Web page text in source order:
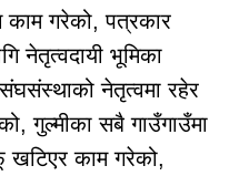
काम गरेको, पत्रकार
नेतृत्वदायी भूमिका
संघसंस्थाको नेतृत्वमा रहेर
गुल्मीका सबै गाउँगाउँमा
खटिएर काम गरेको,